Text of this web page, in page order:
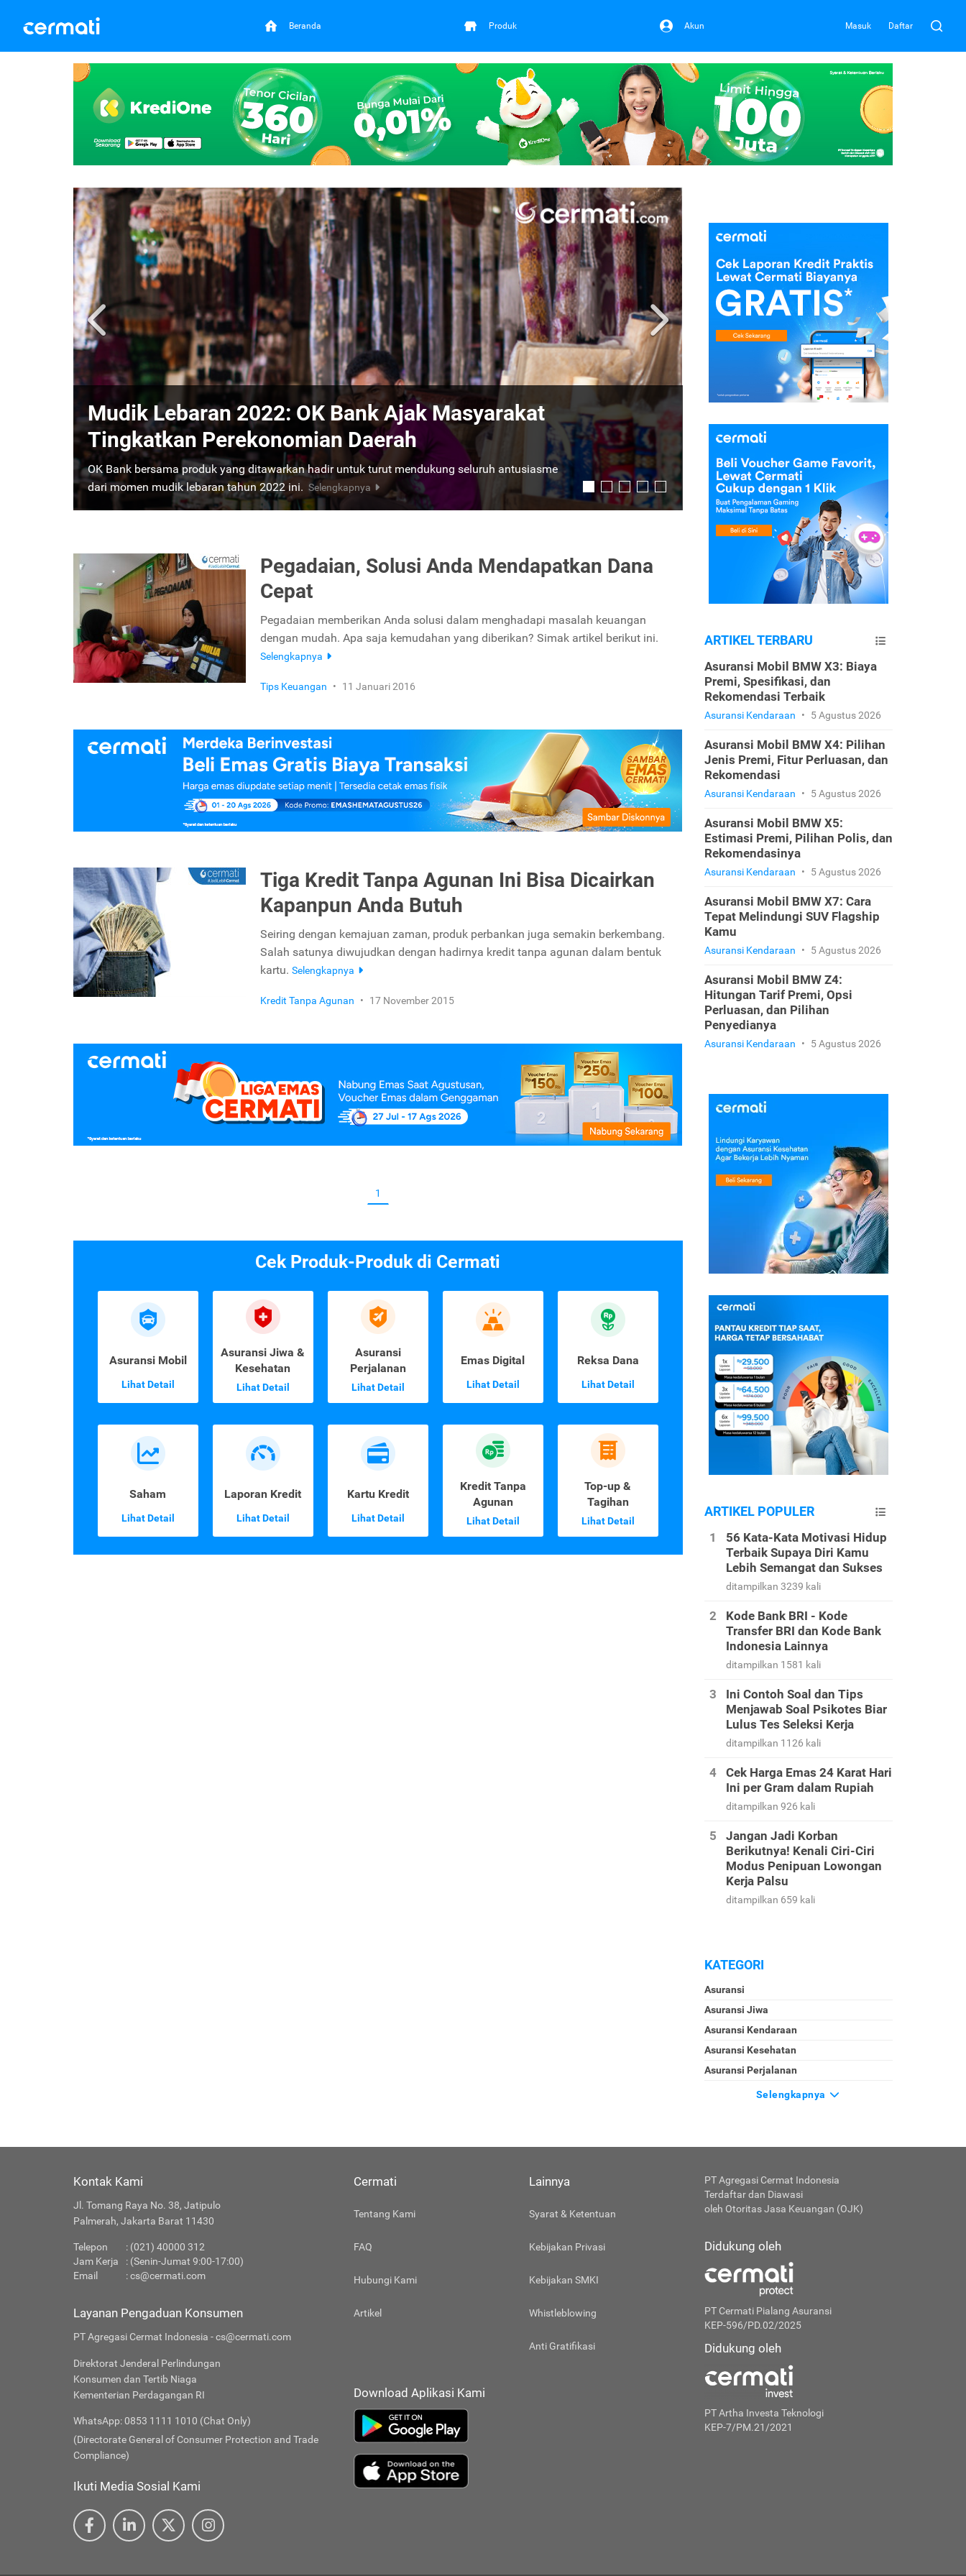
Beranda Produk Akun Masuk Daftar
Kredit Tanpa Agunan? OK Bank Jagonya!
OK Bank menyediakan fasilitas pinjaman kredit tanpa agunan (KTA) mulai dari Rp3 juta
sampai Rp200 juta dengan syarat yang mudah dan proses yang cepat. Ketahui Caranya!
Selengkapnya
Previous Next
Pegadaian, Solusi Anda Mendapatkan Dana
Cepat
Pegadaian memberikan Anda solusi dalam menghadapi masalah keuangan
dengan mudah. Apa saja kemudahan yang diberikan? Simak artikel berikut ini.
Selengkapnya
Tips Keuangan • 11 Januari 2016
Tiga Kredit Tanpa Agunan Ini Bisa Dicairkan
Kapanpun Anda Butuh
Seiring dengan kemajuan zaman, produk perbankan juga semakin berkembang.
Salah satunya diwujudkan dengan hadirnya kredit tanpa agunan dalam bentuk
kartu. Selengkapnya
Kredit Tanpa Agunan • 17 November 2015
1
Cek Produk-Produk di Cermati
Asuransi Mobil
Lihat Detail
Asuransi Jiwa &
Kesehatan
Lihat Detail
Asuransi
Perjalanan
Lihat Detail
Emas Digital
Lihat Detail
Reksa Dana
Lihat Detail
Saham
Lihat Detail
Laporan Kredit
Lihat Detail
Kartu Kredit
Lihat Detail
Kredit Tanpa
Agunan
Lihat Detail
Top-up &
Tagihan
Lihat Detail
ARTIKEL TERBARU
Asuransi Mobil BMW X3: Biaya
Premi, Spesifikasi, dan
Rekomendasi Terbaik
Asuransi Kendaraan • 5 Agustus 2026
Asuransi Mobil BMW X4: Pilihan
Jenis Premi, Fitur Perluasan, dan
Rekomendasi
Asuransi Kendaraan • 5 Agustus 2026
Asuransi Mobil BMW X5:
Estimasi Premi, Pilihan Polis, dan
Rekomendasinya
Asuransi Kendaraan • 5 Agustus 2026
Asuransi Mobil BMW X7: Cara
Tepat Melindungi SUV Flagship
Kamu
Asuransi Kendaraan • 5 Agustus 2026
Asuransi Mobil BMW Z4:
Hitungan Tarif Premi, Opsi
Perluasan, dan Pilihan
Penyedianya
Asuransi Kendaraan • 5 Agustus 2026
ARTIKEL POPULER
56 Kata-Kata Motivasi Hidup
Terbaik Supaya Diri Kamu
Lebih Semangat dan Sukses
ditampilkan 3239 kali
Kode Bank BRI - Kode
Transfer BRI dan Kode Bank
Indonesia Lainnya
ditampilkan 1581 kali
Ini Contoh Soal dan Tips
Menjawab Soal Psikotes Biar
Lulus Tes Seleksi Kerja
ditampilkan 1126 kali
Cek Harga Emas 24 Karat Hari
Ini per Gram dalam Rupiah
ditampilkan 926 kali
Jangan Jadi Korban
Berikutnya! Kenali Ciri-Ciri
Modus Penipuan Lowongan
Kerja Palsu
ditampilkan 659 kali
KATEGORI
Asuransi
Asuransi Jiwa
Asuransi Kendaraan
Asuransi Kesehatan
Asuransi Perjalanan
Selengkapnya
Kontak Kami
Jl. Tomang Raya No. 38, Jatipulo
Palmerah, Jakarta Barat 11430
Telepon
: (021) 40000 312
Jam Kerja
: (Senin-Jumat 9:00-17:00)
Email
:cs@cermati.com
Layanan Pengaduan Konsumen
PT Agregasi Cermat Indonesia - cs@cermati.com
Direktorat Jenderal Perlindungan
Konsumen dan Tertib Niaga
Kementerian Perdagangan RI
WhatsApp: 0853 1111 1010 (Chat Only)
(Directorate General of Consumer Protection and Trade
Compliance)
Ikuti Media Sosial Kami
Cermati
Tentang Kami
FAQ
Hubungi Kami
Artikel
Lainnya
Syarat & Ketentuan
Kebijakan Privasi
Kebijakan SMKI
Whistleblowing
Anti Gratifikasi
Download Aplikasi Kami
PT Agregasi Cermat Indonesia
Terdaftar dan Diawasi
oleh Otoritas Jasa Keuangan (OJK)
Didukung oleh
PT Cermati Pialang Asuransi
KEP-596/PD.02/2025
Didukung oleh
PT Artha Investa Teknologi
KEP-7/PM.21/2021